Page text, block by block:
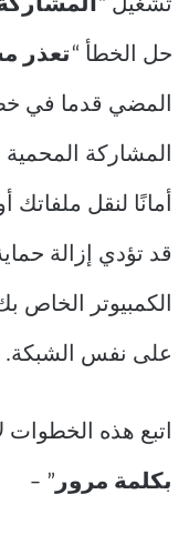
تشغيل “
حل الخطأ “ تعذر
المضي قدما في
المشاركة المحمية
أمانًا لنقل
قد تؤدي إزالة
الكمبيوتر الخاص
على نفس الشبكة.
اتبع هذه الخطوات
بكلمة مرور ” –